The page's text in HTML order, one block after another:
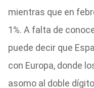
mientras que en
1%. A falta de
puede decir que
con Europa, donde
asomo al doble